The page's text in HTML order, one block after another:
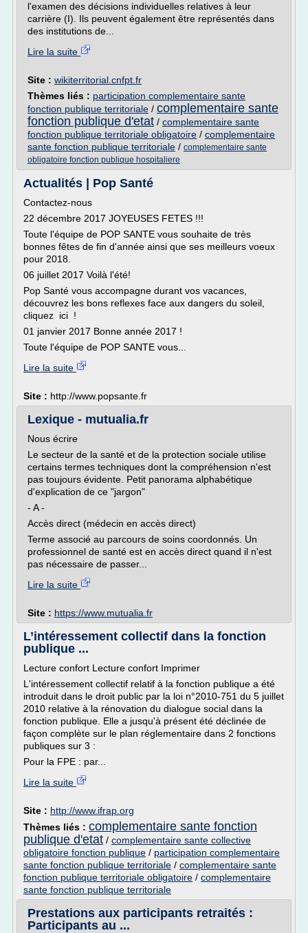
l'examen des décisions individuelles relatives à leur
carrière (I). Ils peuvent également être représentés dans
des institutions de...
Lire la suite
Site : wikiterritorial.cnfpt.fr
Thèmes liés : participation complementaire sante
fonction publique territoriale / complementaire sante
fonction publique d'etat / complementaire sante
fonction publique territoriale obligatoire / complementaire
sante fonction publique territoriale / complementaire sante
obligatoire fonction publique hospitaliere
Actualités | Pop Santé
Contactez-nous
22 décembre 2017 JOYEUSES FETES !!!
Toute l'équipe de POP SANTE vous souhaite de très
bonnes fêtes de fin d'année ainsi que ses meilleurs voeux
pour 2018.
06 juillet 2017 Voilà l'été!
Pop Santé vous accompagne durant vos vacances,
découvrez les bons reflexes face aux dangers du soleil,
cliquez ici !
01 janvier 2017 Bonne année 2017 !
Toute l'équipe de POP SANTE vous...
Lire la suite
Site : http://www.popsante.fr
Lexique - mutualia.fr
Nous écrire
Le secteur de la santé et de la protection sociale utilise
certains termes techniques dont la compréhension n'est
pas toujours évidente. Petit panorama alphabétique
d'explication de ce "jargon"
- A -
Accès direct (médecin en accès direct)
Terme associé au parcours de soins coordonnés. Un
professionnel de santé est en accès direct quand il n'est
pas nécessaire de passer...
Lire la suite
Site : https://www.mutualia.fr
L’intéressement collectif dans la fonction
publique ...
Lecture confort Lecture confort Imprimer
L'intéressement collectif relatif à la fonction publique a été
introduit dans le droit public par la loi n°2010-751 du 5 juillet
2010 relative à la rénovation du dialogue social dans la
fonction publique. Elle a jusqu'à présent été déclinée de
façon complète sur le plan réglementaire dans 2 fonctions
publiques sur 3 :
Pour la FPE : par...
Lire la suite
Site : http://www.ifrap.org
Thèmes liés : complementaire sante fonction
publique d'etat / complementaire sante collective
obligatoire fonction publique / participation complementaire
sante fonction publique territoriale / complementaire sante
fonction publique territoriale obligatoire / complementaire
sante fonction publique territoriale
Prestations aux participants retraités :
Participants au ...